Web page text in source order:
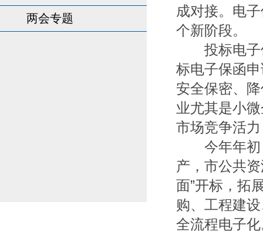
两会专题
成对接。电
个新阶段。
投标电子保
标电子保函
安全保密、
业尤其是小
市场竞争活
今年年初，
产，市公共
面”开标，拓
购、工程建
全流程电子